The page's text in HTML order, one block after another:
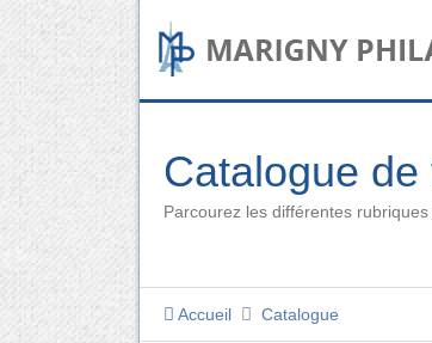
Catalogue de
Parcourez les différentes
Accueil Catalogue